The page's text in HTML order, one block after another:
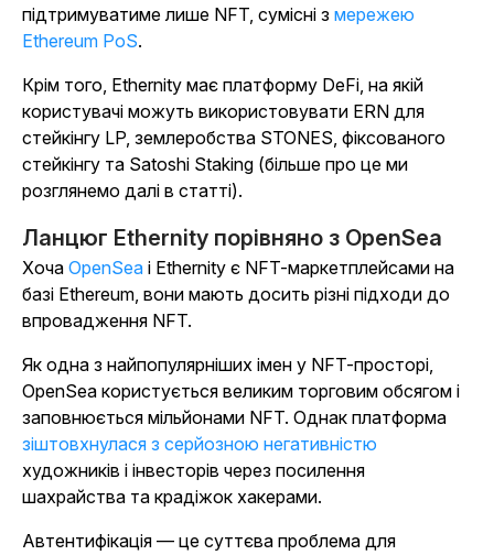
підтримуватиме лише NFT, сумісні з мережею
Ethereum PoS.
Крім того, Ethernity має платформу DeFi, на якій
користувачі можуть використовувати ERN для
стейкінгу LP, землеробства STONES, фіксованого
стейкінгу та Satoshi Staking (більше про це ми
розглянемо далі в статті).
Ланцюг Ethernity порівняно з OpenSea
Хоча OpenSea і Ethernity є NFT-маркетплейсами на
базі Ethereum, вони мають досить різні підходи до
впровадження NFT.
Як одна з найпопулярніших імен у NFT-просторі,
OpenSea користується великим торговим обсягом і
заповнюється мільйонами NFT. Однак платформа
зіштовхнулася з серйозною негативністю
художників і інвесторів через посилення
шахрайства та крадіжок хакерами.
Автентифікація — це суттєва проблема для